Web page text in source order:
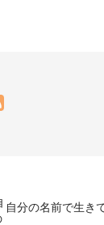
自分の名前で生き